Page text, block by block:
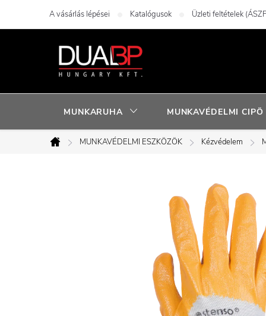
A vásárlás lépései Katalógusok Üzleti feltételek
MUNKARUHA MUNKAVÉDELMI CIPÖ
Kezdőlap
MUNKAVÉDELMI ESZKÖZÖK Kézvédelem